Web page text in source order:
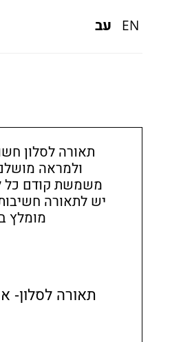
EN עב
תאורה לסלון
ולמראה
משמשת קודם כל
יש לתאורה
מומלץ
תאורה לסלון-